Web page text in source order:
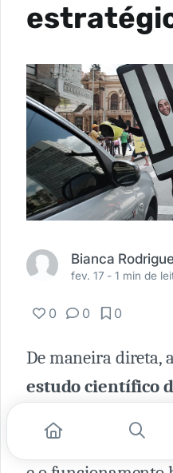
fev. 17 -1 min de
0 0 0
De maneira direta,
estudo científico
entender melhor